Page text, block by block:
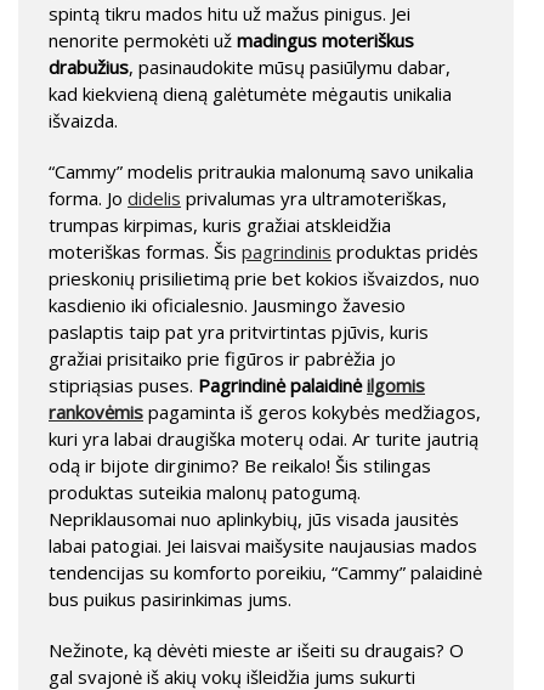
spintą tikru mados hitu už mažus pinigus. Jei
nenorite permokėti už madingus moteriškus
drabužius, pasinaudokite mūsų pasiūlymu dabar,
kad kiekvieną dieną galėtumėte mėgautis unikalia
išvaizda.
“Cammy” modelis pritraukia malonumą savo unikalia
forma. Jo didelis privalumas yra ultramoteriškas,
trumpas kirpimas, kuris gražiai atskleidžia
moteriškas formas. Šis pagrindinis produktas pridės
prieskonių prisilietimą prie bet kokios išvaizdos, nuo
kasdienio iki oficialesnio. Jausmingo žavesio
paslaptis taip pat yra pritvirtintas pjūvis, kuris
gražiai prisitaiko prie figūros ir pabrėžia jo
stipriąsias puses. Pagrindinė palaidinėilgomis
rankovėmis pagaminta iš geros kokybės medžiagos,
kuri yra labai draugiška moterų odai. Ar turite jautrią
odą ir bijote dirginimo? Be reikalo! Šis stilingas
produktas suteikia malonų patogumą.
Nepriklausomai nuo aplinkybių, jūs visada jausitės
labai patogiai. Jei laisvai maišysite naujausias mados
tendencijas su komforto poreikiu, “Cammy” palaidinė
bus puikus pasirinkimas jums.
Nežinote, ką dėvėti mieste ar išeiti su draugais? O
gal svajonė iš akių vokų išleidžia jums sukurti